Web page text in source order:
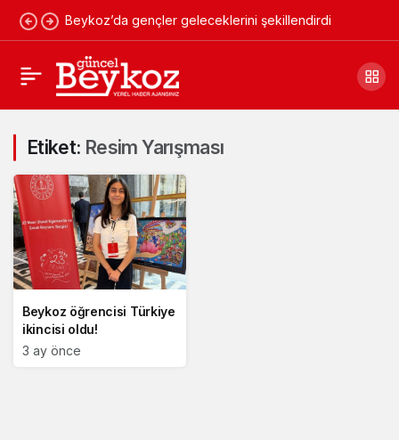
Beykoz’da gençler geleceklerini şekillendirdi
Etiket: Resim Yarışması
Beykoz öğrencisi Türkiye
ikincisi oldu!
3 ay önce